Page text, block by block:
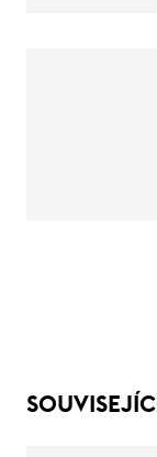
SOUVISEJÍCÍ